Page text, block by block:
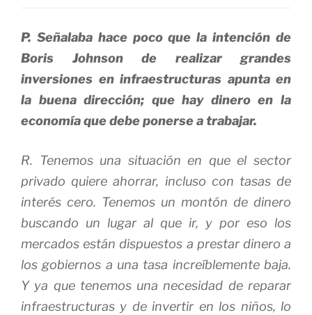
P. Señalaba hace poco que la intención de
Boris Johnson de realizar grandes
inversiones en infraestructuras apunta en
la buena dirección; que hay dinero en la
economía que debe ponerse a trabajar.
R. Tenemos una situación en que el sector
privado quiere ahorrar, incluso con tasas de
interés cero. Tenemos un montón de dinero
buscando un lugar al que ir, y por eso los
mercados están dispuestos a prestar dinero a
los gobiernos a una tasa increíblemente baja.
Y ya que tenemos una necesidad de reparar
infraestructuras y de invertir en los niños, lo